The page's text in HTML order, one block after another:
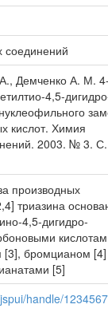
соединений
Демченко А. М.
4,5-
кислот. Химия
2003. № 3.
производных
триазина
4,5-дигидро-
бромцианом
[5]
handle/